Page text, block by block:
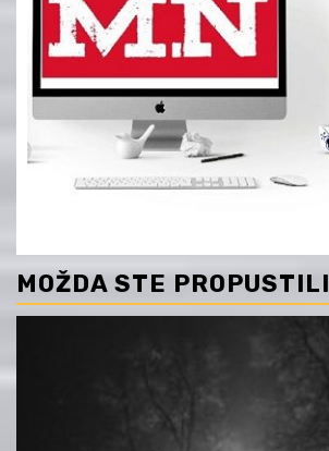
MOŽDA STE PROPUSTILI